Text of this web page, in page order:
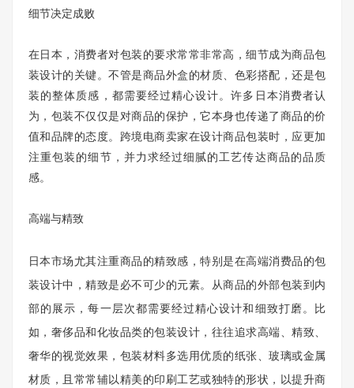
细节决定成败
在日本，消费者对包装的要求常常非常高，细节成为商品包
装设计的关键。不管是商品外盒的材质、色彩搭配，还是包
装的整体质感，都需要经过精心设计。许多日本消费者认
为，包装不仅仅是对商品的保护，它本身也传递了商品的价
值和品牌的态度。跨境电商卖家在设计商品包装时，应更加
注重包装的细节，并力求经过细腻的工艺传达商品的品质
感。
高端与精致
日本市场尤其注重商品的精致感，特别是在高端消费品的包
装设计中，精致是必不可少的元素。从商品的外部包装到内
部的展示，每一层次都需要经过精心设计和细致打磨。比
如，奢侈品和化妆品类的包装设计，往往追求高端、精致、
奢华的视觉效果，包装材料多选用优质的纸张、玻璃或金属
材质，且常常辅以精美的印刷工艺或独特的形状，以提升商